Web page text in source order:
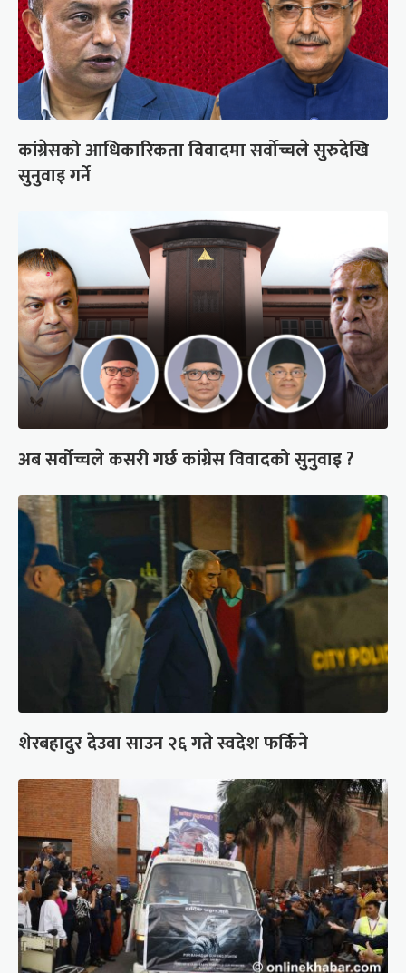
कांग्रेसको आधिकारिकता विवादमा सर्वोच्चले सुरुदेखि
सुनुवाइ गर्ने
अब सर्वोच्चले कसरी गर्छ कांग्रेस विवादको सुनुवाइ ?
शेरबहादुर देउवा साउन २६ गते स्वदेश फर्किने